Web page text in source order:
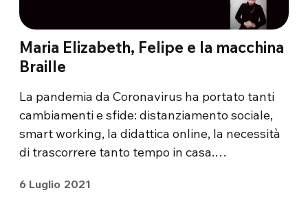
Maria Elizabeth, Felipe e la macchina
Braille
La pandemia da Coronavirus ha portato tanti
cambiamenti e sfide: distanziamento sociale,
smart working, la didattica online, la necessità
di trascorrere tanto tempo in casa.…
6 Luglio 2021